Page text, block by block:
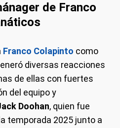
de Franco
Franco Colapinto como
diversas reacciones
de ellas con fuertes
del equipo y
Doohan, quien fue
temporada 2025 junto a